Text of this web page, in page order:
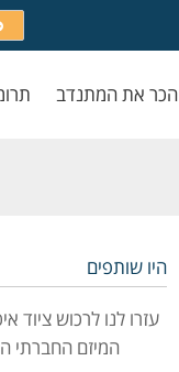
הכר את המתנדב
היו שותפים
עזרו לנו לרכוש ציוד
המיזם החברתי